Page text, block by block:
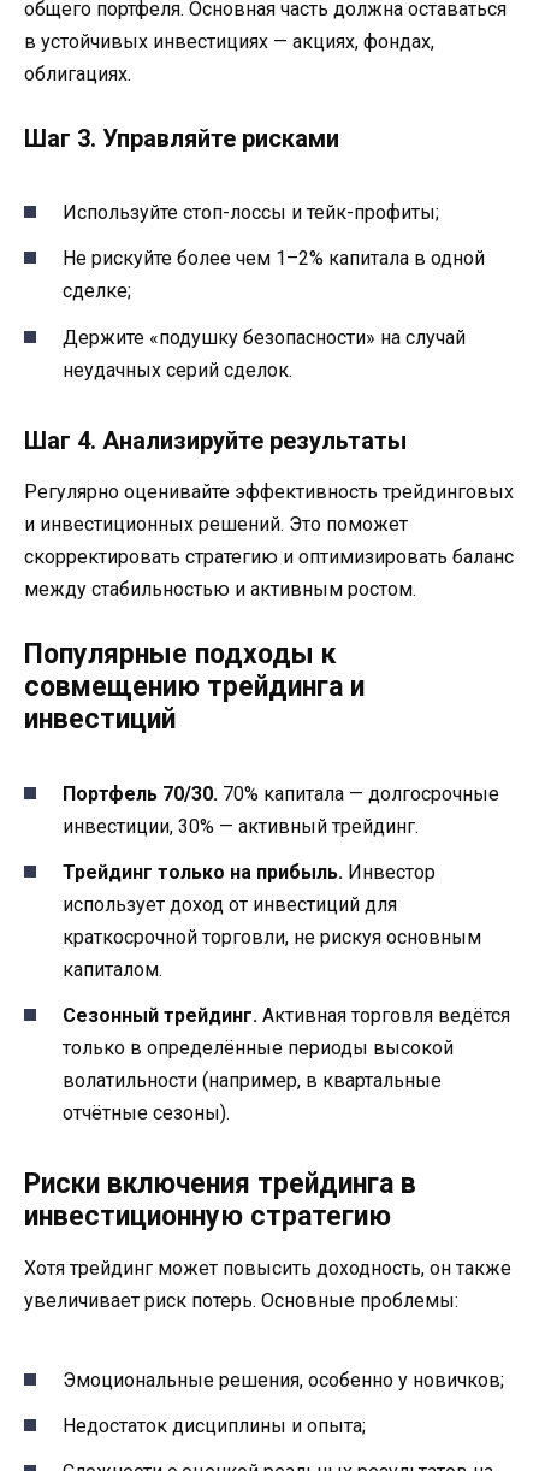
общего портфеля. Основная часть должна оставаться
в устойчивых инвестициях — акциях, фондах,
облигациях.
Шаг 3. Управляйте рисками
Используйте стоп-лоссы и тейк-профиты;
Не рискуйте более чем 1–2% капитала в одной
сделке;
Держите «подушку безопасности» на случай
неудачных серий сделок.
Шаг 4. Анализируйте результаты
Регулярно оценивайте эффективность трейдинговых
и инвестиционных решений. Это поможет
скорректировать стратегию и оптимизировать баланс
между стабильностью и активным ростом.
Популярные подходы к
совмещению трейдинга и
инвестиций
Портфель 70/30. 70% капитала — долгосрочные
инвестиции, 30% — активный трейдинг.
Трейдинг только на прибыль. Инвестор
использует доход от инвестиций для
краткосрочной торговли, не рискуя основным
капиталом.
Сезонный трейдинг. Активная торговля ведётся
только в определённые периоды высокой
волатильности (например, в квартальные
отчётные сезоны).
Риски включения трейдинга в
инвестиционную стратегию
Хотя трейдинг может повысить доходность, он также
увеличивает риск потерь. Основные проблемы:
Эмоциональные решения, особенно у новичков;
Недостаток дисциплины и опыта;